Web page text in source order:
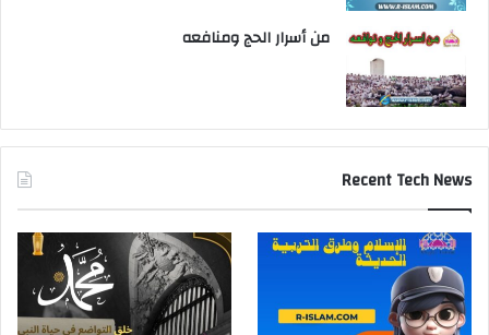
من أسرار الحج ومنافعه
Recent Tech News